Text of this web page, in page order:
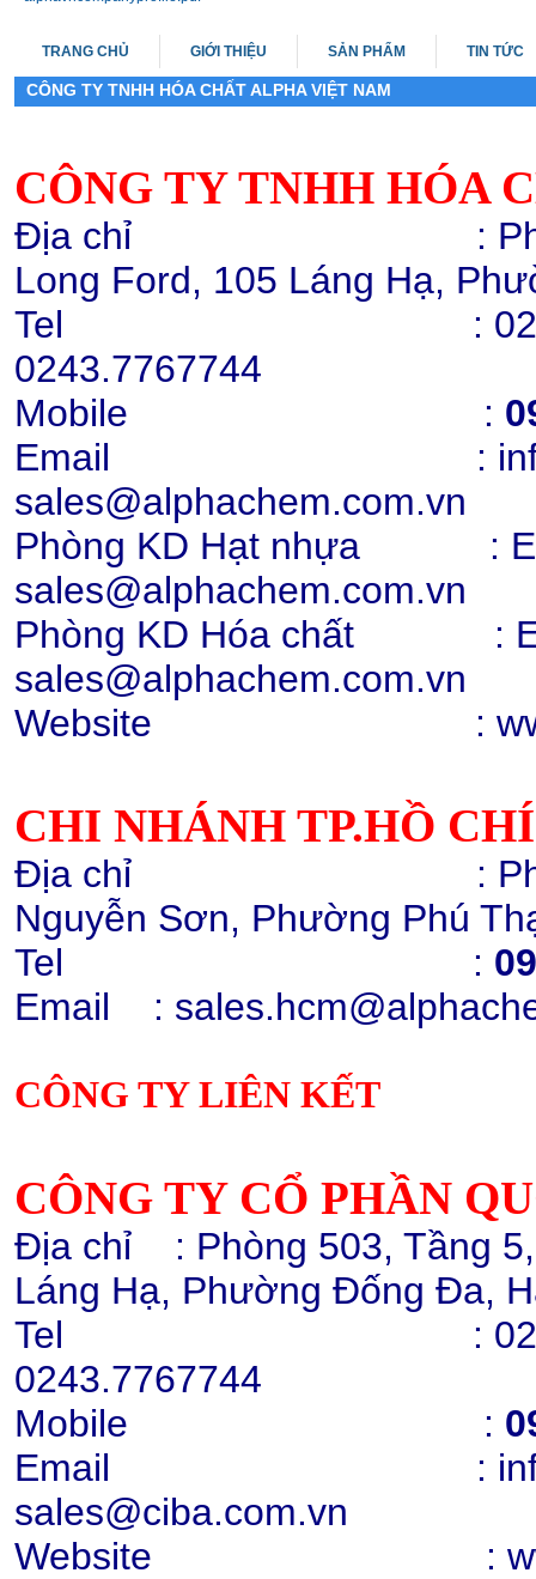
Melamine 99.8%, Yulong
Hạt nhựa PP K8009
Chi tiết
Hạt nhựa PC 2407, 2807, 2858,
trong suốt
Chi tiết Mua hàng
Hạt nhựa PC 2407, 2807
010131 (trắng điện)
Chi tiết Mua hàng
TRANG CHỦ GIỚI THIỆU SẢN PHẨM TIN TỨC
CÔNG TY TNHH HÓA CHẤT ALPHA VIỆT NAM
CÔNG TY TNHH HÓA
Địa chỉ : Phòng 503,
Long Ford, 105 Láng Hạ,
Tel :
0243.7767744
Mobile :
Email :
Phòng KD Hạt nhựa :
sales@alphachem.com.vn
Phòng KD Hóa chất :
sales@alphachem.com.vn
Website :
CHI NHÁNH TP.HỒ
Địa chỉ : Phòng
Nguyễn Sơn, Phường Phú
Tel :
Email
:
CÔNG TY LIÊN KẾT
CÔNG TY CỔ PHẦN
Địa chỉ
: Phòng 503, Tầng
Láng Hạ, Phường Đống Đa,
Tel :
0243.7767744
Mobile :
Email :
sales@ciba.com.vn
Website :